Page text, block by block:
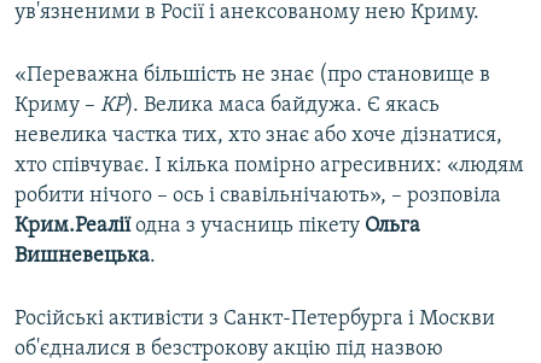
ув'язненими в Росії і анексованому нею Криму.
«Переважна більшість не знає (про становище в
Криму – КР). Велика маса байдужа. Є якась
невелика частка тих, хто знає або хоче дізнатися,
хто співчуває. І кілька помірно агресивних: «людям
робити нічого – ось і свавільнічають», – розповіла
Крим.Реаліїодна з учасниць пікету Ольга
Вишневецька.
Російські активісти з Санкт-Петербурга і Москви
об'єдналися в безстрокову акцію під назвою